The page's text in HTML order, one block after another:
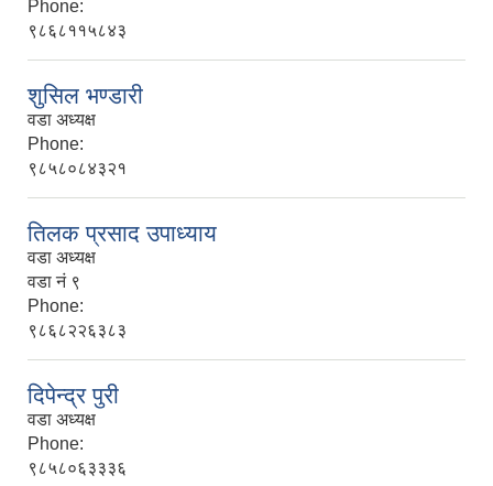
Phone:
९८६८११५८४३
शुसिल भण्डारी
वडा अध्यक्ष
Phone:
९८५८०८४३२१
तिलक प्रसाद उपाध्याय
वडा अध्यक्ष
वडा नं ९
Phone:
९८६८२२६३८३
दिपेन्द्र पुरी
वडा अध्यक्ष
Phone:
९८५८०६३३३६